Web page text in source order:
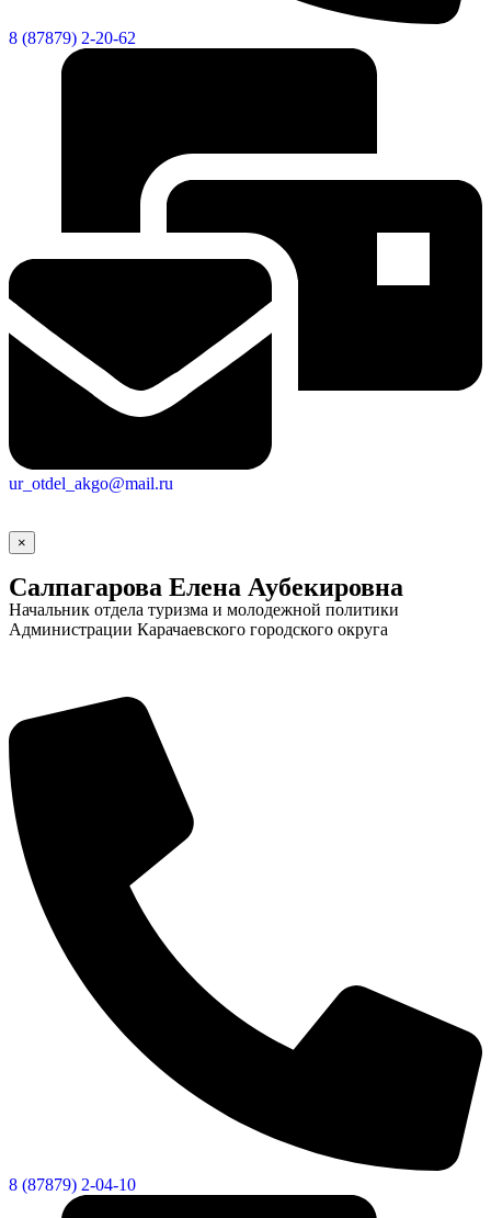
8 (87879) 2-20-62
ur_otdel_akgo@mail.ru
×
Салпагарова Елена Аубекировна
Начальник отдела туризма и молодежной политики
Администрации Карачаевского городского округа
8 (87879) 2-04-10